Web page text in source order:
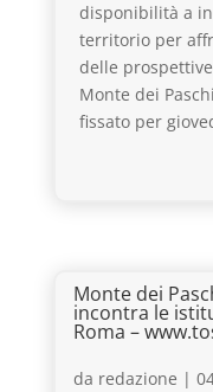
disponibilità a
territorio per
delle
Monte dei
fissato per
Monte dei
incontra le
Roma –
da redazione |